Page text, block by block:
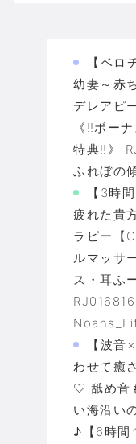
【ベロ
幼妻～赤
デレアピ
《‼ボー
特典‼》
ふれぼの
【3時
疲れた貴
ラピー【
ルマッサ
ス・耳ふ
【波
わせて癒
♡ 舐め音
い海沿い
♪【6時間